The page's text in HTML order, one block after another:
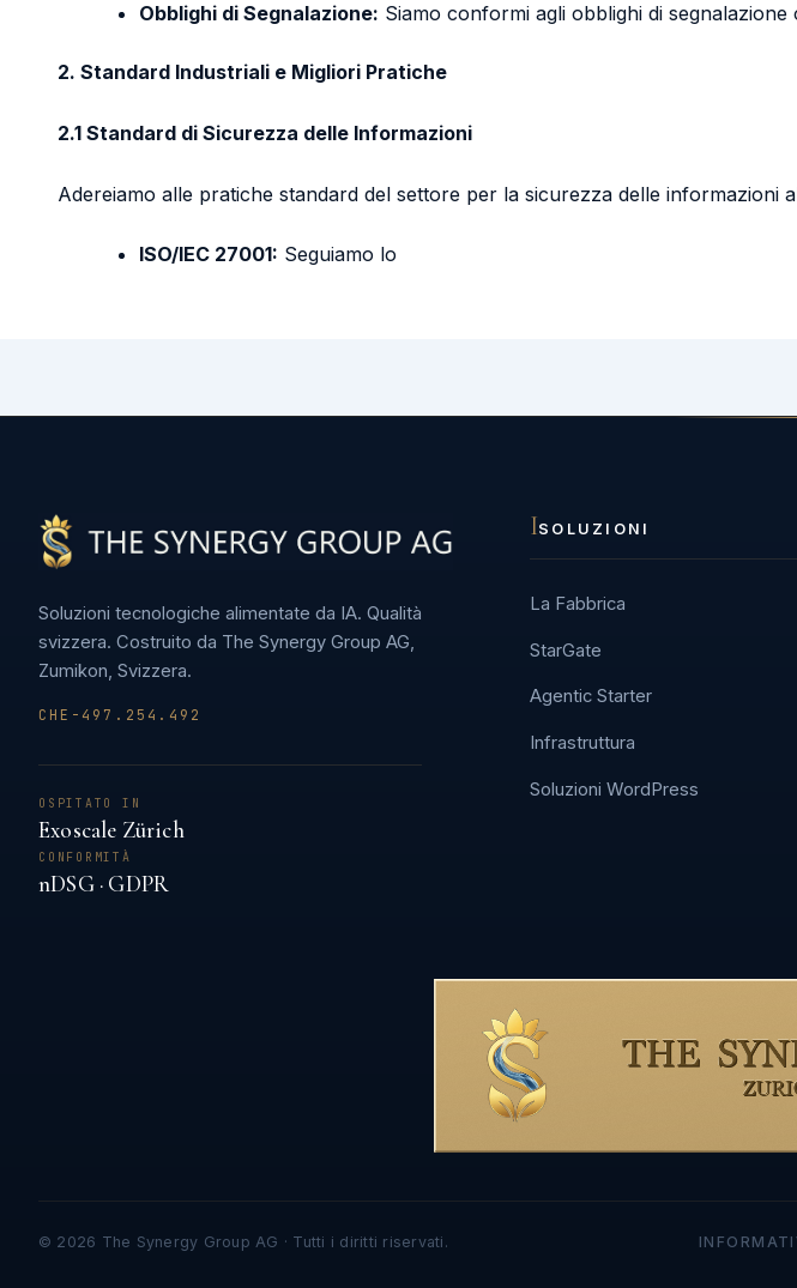
Obblighi di Segnalazione: Siamo conformi agli obblighi di
2. Standard Industriali e Migliori Pratiche
2.1 Standard di Sicurezza delle Informazioni
Adereiamo alle pratiche standard del settore per la sicurezza delle informazioni
ISO/IEC 27001: Seguiamo lo
Soluzioni tecnologiche alimentate da IA. Qualità
svizzera. Costruito da The Synergy Group AG,
Zumikon, Svizzera.
CHE-497.254.492
OSPITATO IN
Exoscale Zürich
CONFORMITÀ
nDSG · GDPR
ISOLUZIONI
La Fabbrica
StarGate
Agentic Starter
Infrastruttura
Soluzioni WordPress
© 2026 The Synergy Group AG · Tutti i diritti riservati.